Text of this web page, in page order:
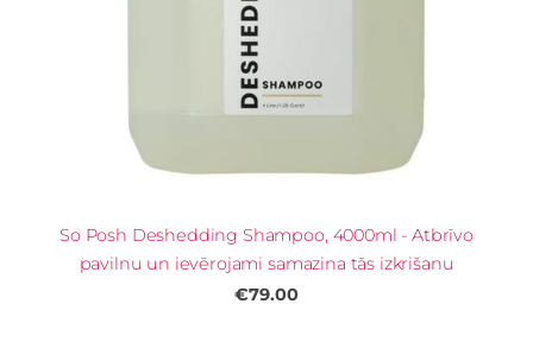
So Posh Deshedding Shampoo, 4000ml - Atbrīvo
pavilnu un ievērojami samazina tās izkrišanu
€79.00